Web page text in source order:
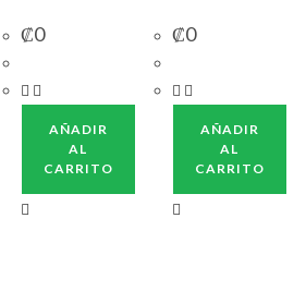
₡0
AÑADIR
AL
CARRITO
₡0
AÑADIR
AL
CARRITO